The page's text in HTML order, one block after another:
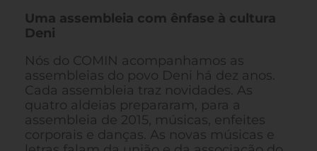
Uma assembleia com ênfase à cultura
Deni
Nós do COMIN acompanhamos as
assembleias do povo Deni há dez anos.
Cada assembleia traz novidades. As
quatro aldeias prepararam, para a
assembleia de 2015, músicas, enfeites
corporais e danças. As novas músicas e